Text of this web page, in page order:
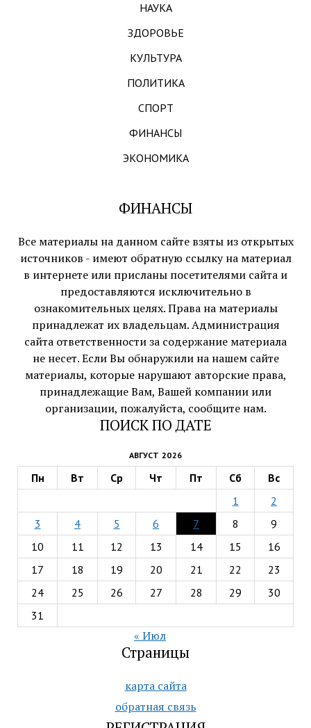
НАУКА
ЗДОРОВЬЕ
КУЛЬТУРА
ПОЛИТИКА
СПОРТ
ФИНАНСЫ
ЭКОНОМИКА
ФИНАНСЫ
Все материалы на данном сайте взяты из открытых
источников - имеют обратную ссылку на материал
в интернете или присланы посетителями сайта и
предоставляются исключительно в
ознакомительных целях. Права на материалы
принадлежат их владельцам. Администрация
сайта ответственности за содержание материала
не несет. Если Вы обнаружили на нашем сайте
материалы, которые нарушают авторские права,
принадлежащие Вам, Вашей компании или
организации, пожалуйста, сообщите нам.
ПОИСК ПО ДАТЕ
АВГУСТ 2026
Пн Вт Ср Чт Пт Сб
Вс
1
2
3
4 5 6 7 8
9
10
11 12 13 14 15
16
17
18 19 20 21 22
23
24
25 26 27 28 29
30
31
« Июл
Страницы
карта сайта
обратная связь